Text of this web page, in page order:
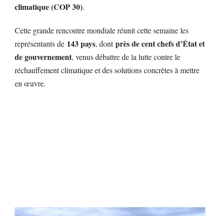
climatique (COP 30).
Cette grande rencontre mondiale réunit cette semaine les
représentants de 143 pays, dontprès de cent chefs d’État et
de gouvernement, venus débattre de la lutte contre le
réchauffement climatique et des solutions concrètes à mettre
en œuvre.